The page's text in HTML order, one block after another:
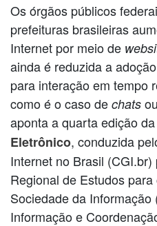
Os órgãos públicos
prefeituras brasileiras
Internet por meio de
ainda é reduzida a
para interação em tempo
como é o caso de chats ou
aponta a quarta edição
Eletrônico, conduzida
Internet no Brasil
Regional de Estudos
Sociedade da
Informação e